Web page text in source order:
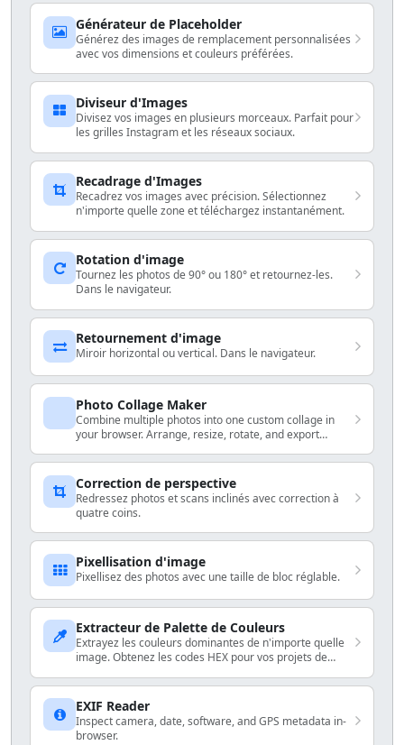
Générateur de Placeholder
Générez des images de remplacement personnalisées
avec vos dimensions et couleurs préférées.
Diviseur d'Images
Divisez vos images en plusieurs morceaux. Parfait pour
les grilles Instagram et les réseaux sociaux.
Recadrage d'Images
Recadrez vos images avec précision. Sélectionnez
n'importe quelle zone et téléchargez instantanément.
Rotation d'image
Tournez les photos de 90° ou 180° et retournez-les.
Dans le navigateur.
Retournement d'image
Miroir horizontal ou vertical. Dans le navigateur.
Photo Collage Maker
Combine multiple photos into one custom collage in
your browser. Arrange, resize, rotate, and export
Correction de perspective
Redressez photos et scans inclinés avec correction à
quatre coins.
Pixellisation d'image
Pixellisez des photos avec une taille de bloc réglable.
Extracteur de Palette de Couleurs
Extrayez les couleurs dominantes de n'importe quelle
image. Obtenez les codes HEX pour vos projets de
EXIF Reader
Inspect camera, date, software, and GPS metadata in-
browser.